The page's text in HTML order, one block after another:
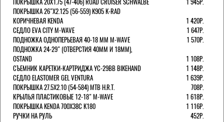
ПОКРЫШКА 26"Х2.125 (56-559) K905 K-RAD
КОРИЧНЕВАЯ KENDA
1 420Р.
СЕДЛО EVA CITY M-WAVE
1 647Р.
ПОДНОЖКА ОДНОПЕРЬЕВАЯ 40-18 ММ M-WAVE
1 570Р.
ПОДНОЖКА 24-29" (ОТВЕРСТИЯ 40ММ И 18ММ),
OSTAND
1 108Р.
СЪЕМНИК КАРЕТКИ-КАРТРИДЖА YC-29BB BIKEHAND
1 148Р.
СЕДЛО ELASTOMER GEL VENTURA
1 639Р.
ПОКРЫШКА 27.5X2.10 (54-584) MTB H.R.T.
708Р.
КРЫЛЬЯ ПЛАСТИКОВЫЕ 12-18" M-WAVE
1 618Р.
ПОКРЫШКА KENDA 700Х38С K180
1 116Р.
РУЧКИ НА РУЛЬ
452Р.